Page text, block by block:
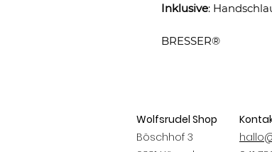
Inklusive:
BRESSER®
Wolfsrudel Shop
Böschhof 3